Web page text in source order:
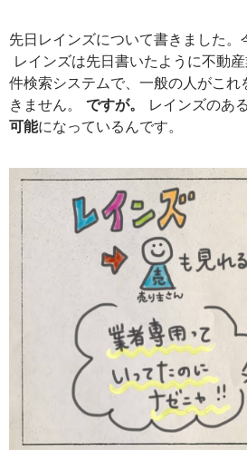
先日レインズについて書きました。
レインズは先日書いたように不動
件検索システムで、一般の人がこれ
きません。 ですが。 レインズのあ
可能になっているんです。